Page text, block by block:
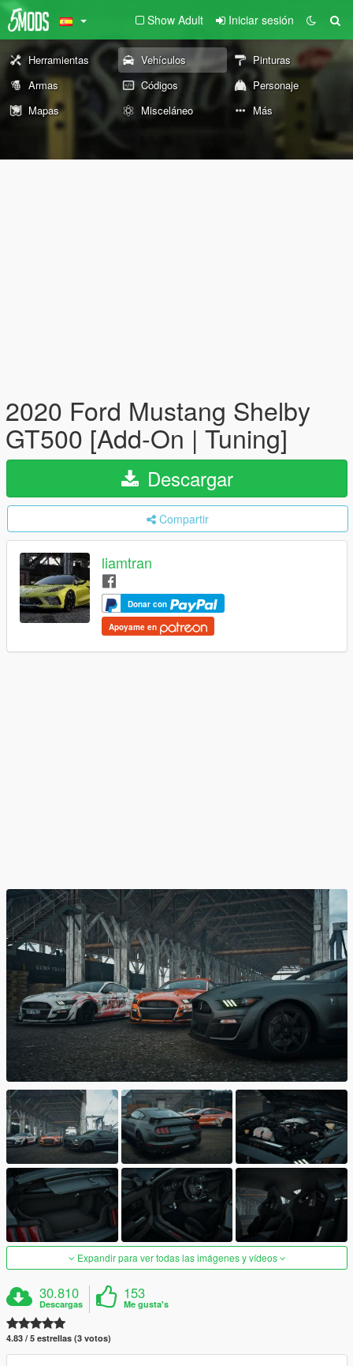
Show Adult Iniciar sesión
Herramientas Vehículos
Pinturas
Armas
Códigos
Personaje
Mapas
Misceláneo Más
2020 Ford Mustang Shelby
GT500 [Add-On | Tuning]
Descargar
Compartir
liamtran
Donar con
Apoyame en
Expandir para ver todas las imágenes y vídeos
30.810
Descargas
153
Me gusta's
4.83 / 5 estrellas (3 votos)